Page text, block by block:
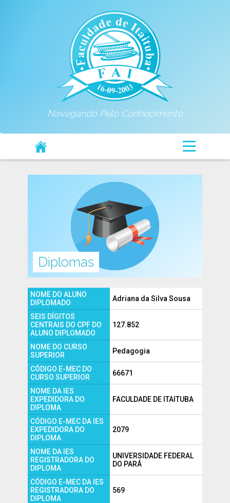
Navegando Pelo Conhecimento
Diplomas
NOME DO ALUNO
DIPLOMADO
Adriana da Silva Sousa
SEIS DÍGITOS
CENTRAIS DO CPF DO
ALUNO DIPLOMADO
127.852
NOME DO CURSO
SUPERIOR
Pedagogia
CÓDIGO E-MEC DO
CURSO SUPERIOR
66671
NOME DA IES
EXPEDIDORA DO
DIPLOMA
FACULDADE DE ITAITUBA
CÓDIGO E-MEC DA IES
EXPEDIDORA DO
DIPLOMA
2079
NOME DA IES
REGISTRADORA DO
DIPLOMA
UNIVERSIDADE FEDERAL
DO PARÁ
CÓDIGO E-MEC DA IES
REGISTRADORA DO
DIPLOMA
569